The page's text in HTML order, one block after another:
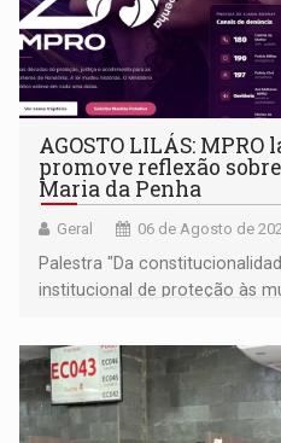
AGOSTO LILÁS:
promove reflexão
Maria da Penha
Geral 06 de Agosto de
Palestra "Da
institucional de proteção às
Goiás